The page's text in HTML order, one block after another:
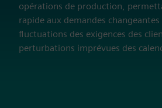
opérations de production,
rapide aux demandes
fluctuations des exigences des
perturbations imprévues des